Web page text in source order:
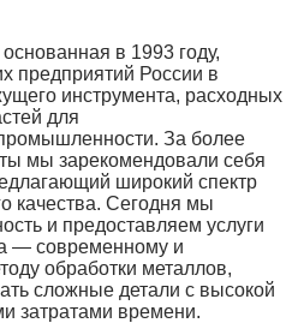
в 1993 году,
предприятий России в
инструмента, расходных
для
За более
мы зарекомендовали себя
широкий спектр
качества. Сегодня мы
и предоставляем услуги
— современному и
обработки металлов,
сложные детали с высокой
затратами времени.